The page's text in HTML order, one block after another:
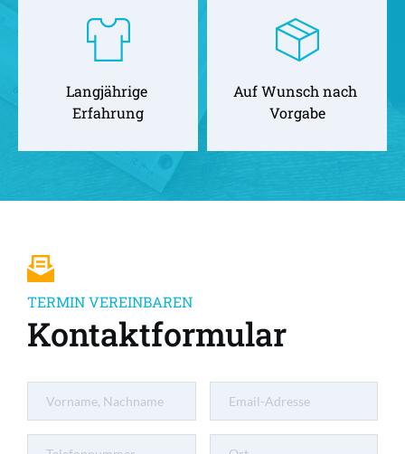
Langjährige
Erfahrung
Auf Wunsch nach
Vorgabe
TERMIN VEREINBAREN
Kontaktformular